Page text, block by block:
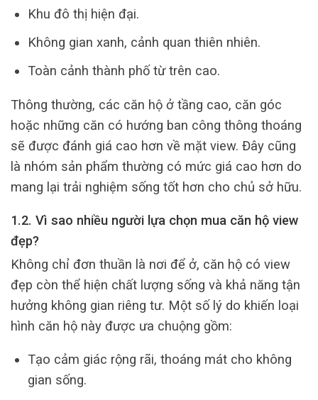
Khu đô thị hiện đại.
Không gian xanh, cảnh quan thiên nhiên.
Toàn cảnh thành phố từ trên cao.
Thông thường, các căn hộ ở tầng cao, căn góc
hoặc những căn có hướng ban công thông thoáng
sẽ được đánh giá cao hơn về mặt view. Đây cũng
là nhóm sản phẩm thường có mức giá cao hơn do
mang lại trải nghiệm sống tốt hơn cho chủ sở hữu.
1.2. Vì sao nhiều người lựa chọn mua căn hộ view
đẹp?
Không chỉ đơn thuần là nơi để ở, căn hộ có view
đẹp còn thể hiện chất lượng sống và khả năng tận
hưởng không gian riêng tư. Một số lý do khiến loại
hình căn hộ này được ưa chuộng gồm:
Tạo cảm giác rộng rãi, thoáng mát cho không
gian sống.